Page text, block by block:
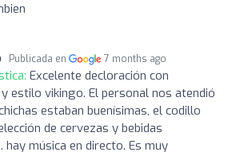
Publicada en 7 months ago
Excelente decloración con
estilo vikingo. El personal nos atendió
estaban buenísimas, el codillo
de cervezas y bebidas
hay música en directo. Es muy